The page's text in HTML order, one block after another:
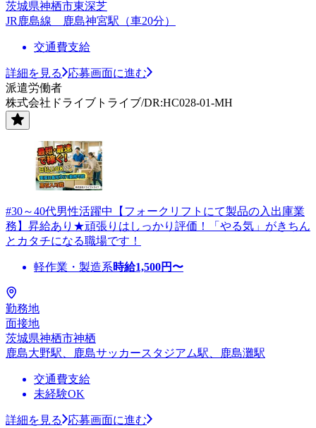
茨城県神栖市東深芝
JR鹿島線 鹿島神宮駅（車20分）
交通費支給
詳細を見る
応募画面に進む
派遣労働者
株式会社ドライブトライブ/DR:HC028-01-MH
#30～40代男性活躍中【フォークリフトにて製品の入出庫業
務】昇給あり★頑張りはしっかり評価！「やる気」がきちん
とカタチになる職場です！
軽作業・製造系時給1,500円〜
勤務地
面接地
茨城県神栖市神栖
鹿島大野駅、鹿島サッカースタジアム駅、鹿島灘駅
交通費支給
未経験OK
詳細を見る
応募画面に進む